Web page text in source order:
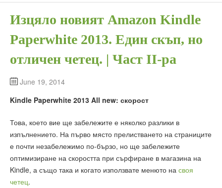
Изцяло новият Amazon Kindle
Paperwhite 2013. Един скъп, но
отличен четец. | Част II-ра
June 19, 2014
Kindle Paperwhite 2013 All new: скорост
Това, което вие ще забележите е няколко разлики в
изпълнението. На първо място прелистването на страниците
е почти незабележимо по-бързо, но ще забележите
оптимизиране на скоростта при сърфиране в магазина на
Kindle, а също така и когато използвате менюто на своя
четец.